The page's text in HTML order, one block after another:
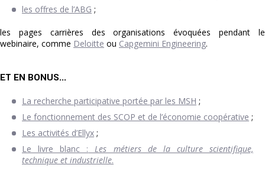
les offres de l’ABG ;
les pages carrières des organisations évoquées pendant le
webinaire, comme Deloitte ou Capgemini Engineering.
ET EN BONUS...
La recherche participative portée par les MSH ;
Le fonctionnement des SCOP et de l’économie coopérative ;
Les activités d’Ellyx ;
Le livre blanc : Les métiers de la culture scientifique,
technique et industrielle.